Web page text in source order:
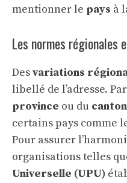
mentionner le pays à
Les normes régionales
Desvariations
libellé de l’adresse.
province ou du canton
certains pays comme
Pour assurer
organisations telles
Universelle (UPU)